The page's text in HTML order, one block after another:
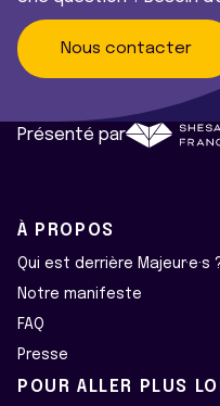
Nous contacter
Présenté par
À PROPOS
Qui est derrière Majeur·e·s
Notre manifeste
FAQ
Presse
POUR ALLER PLUS